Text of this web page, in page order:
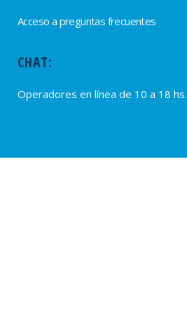
Acceso a preguntas frecuentes
CHAT:
Operadores en línea de 10 a 18 hs.
PROVEEDORES